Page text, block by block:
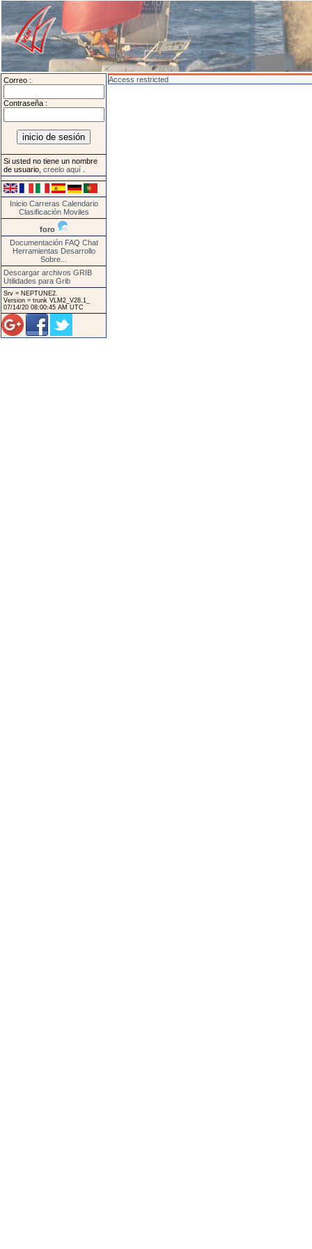
Correo :
Contraseña :
Si usted no tiene un nombre
de usuario, creelo aquí
Inicio Carreras Calendario
Clasificación Moviles
foro
Documentación FAQ Chat
Herramientas Desarrollo
Sobre...
Descargar archivos GRIB
Utilidades para Grib
Srv = NEPTUNE2.
Version = trunk VLM2_V28.1_
07/14/20 08:00:45 AM UTC
Access restricted